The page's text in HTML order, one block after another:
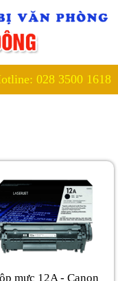
028 3500 1618
mực 12A - Canon